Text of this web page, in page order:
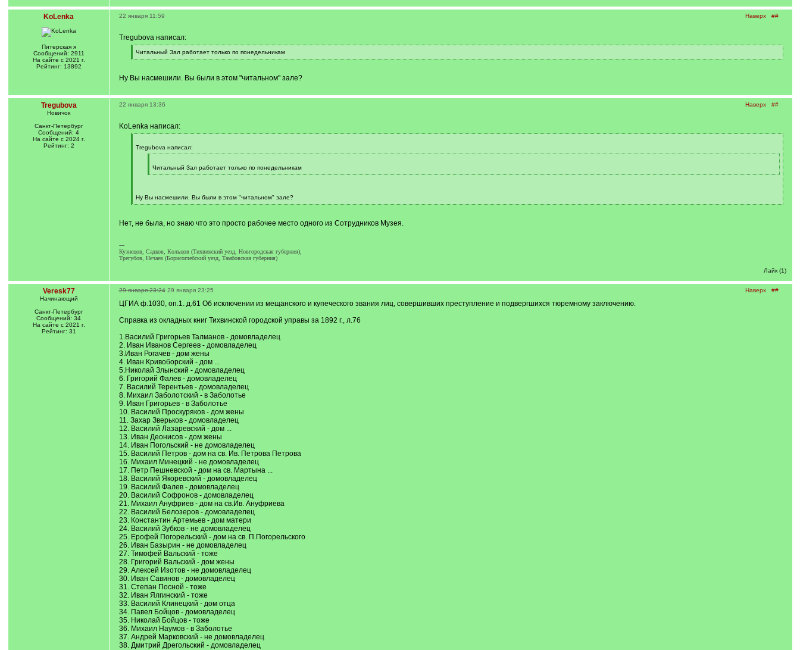
KoLenka
Питерская я
Сообщений: 2911
На сайте с 2021 г.
Рейтинг: 13892
Наверх ##
22 января 11:59
Tregubova написал:
[
q
Читальный Зал работает только по понедельникам
[
]
Ну Вы насмешили. Вы были в этом "читальном" зале?
Tregubova
Новичок
Санкт-Петербург
Сообщений: 4
На сайте с 2024 г.
Рейтинг: 2
Наверх ##
22 января 13:36
KoLenka написал:
q
Tregubova написал:
q
]
Читальный Зал работает только по понедельникам
[
Ну Вы насмешили. Вы были в этом "читальном" зале?
[
]
Нет, не была, но знаю что это просто рабочее место одного из Сотрудников Музея.
---
Кузнецов, Садков, Кольцов (Тихвинский уезд, Новгородская губерния);
Трегубов, Нечаев (Борисоглебский уезд, Тамбовская губерния)
Лайк (1)
Veresk77
Начинающий
Санкт-Петербург
Сообщений: 34
На сайте с 2021 г.
Рейтинг: 31
Наверх ##
29 января 23:24 29 января 23:25
ЦГИА ф.1030, оп.1. д.61 Об исключении из мещанского и купеческого звания лиц, совершивших преступление и подвергшихся тюремному заключению.
Справка из окладных книг Тихвинской городской управы за 1892 г., л.76
1.Василий Григорьев Талманов - домовладелец
2. Иван Иванов Сергеев - домовладелец
3.Иван Рогачев - дом жены
4. Иван Кривоборский - дом ...
5.Николай Злынский - домовладелец
6. Григорий Фалев - домовладелец
7. Василий Терентьев - домовладелец
8. Михаил Заболотский - в Заболотье
9. Иван Григорьев - в Заболотье
10. Василий Проскуряков - дом жены
11. Захар Зверьков - домовладелец
12. Василий Лазаревский - дом ...
13. Иван Деонисов - дом жены
14. Иван Погольский - не домовладелец
15. Василий Петров - дом на св. Ив. Петрова Петрова
16. Михаил Минецкий - не домовладелец
17. Петр Пешневской - дом на св. Мартына ...
18. Василий Якоревский - домовладелец
19. Василий Фалев - домовладелец
20. Василий Софронов - домовладелец
21. Михаил Ануфриев - дом на св.Ив. Ануфриева
22. Василий Белозеров - домовладелец
23. Константин Артемьев - дом матери
24. Василий Зубков - не домовладелец
25. Ерофей Погорельский - дом на св. П.Погорельского
26. Иван Базырин - не домовладелец
27. Тимофей Вальский - тоже
28. Григорий Вальский - дом жены
29. Алексей Изотов - не домовладелец
30. Иван Савинов - домовладелец
31. Степан Посной - тоже
32. Иван Ялгинский - тоже
33. Василий Клинецкий - дом отца
34. Павел Бойцов - домовладелец
35. Николай Бойцов - тоже
36. Михаил Наумов - в Заболотье
37. Андрей Марковский - не домовладелец
38. Дмитрий Дрегольский - домовладелец